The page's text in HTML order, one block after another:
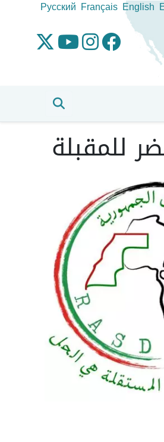
English
Français
Pусский
للمقبلة